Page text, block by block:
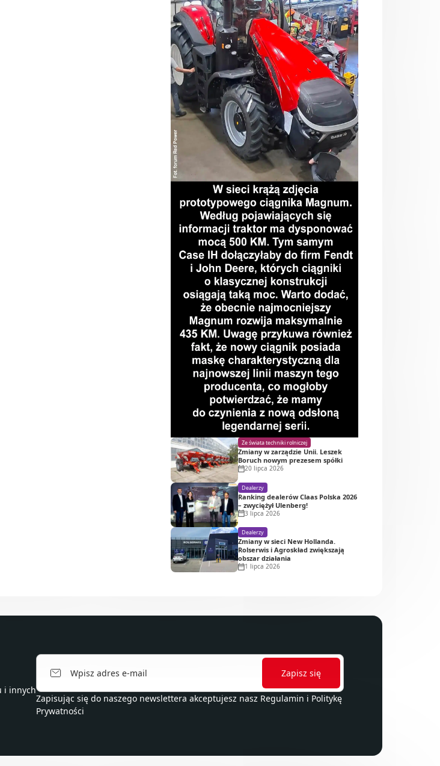
Ze świata techniki rolniczej
Zmiany w zarządzie Unii. Leszek
Boruch nowym prezesem spółki
20 lipca 2026
Dealerzy
Ranking dealerów Claas Polska 2026
– zwyciężył Ulenberg!
3 lipca 2026
Dealerzy
Zmiany w sieci New Hollanda.
Rolserwis i Agroskład zwiększają
obszar działania
1 lipca 2026
i innych
Zapisując się do naszego newslettera akceptujesz nasz Regulamin i Politykę
Prywatności